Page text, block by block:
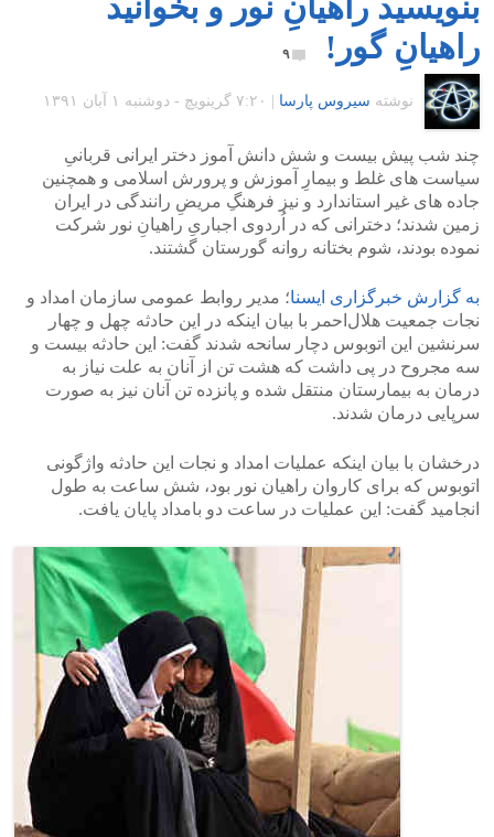
راهیانِ گور!
۹
نوشته سیروس پارسا ۷:۲۰ گرينويچ - دوشنبه ۱ آبان ۱۳۹۱
چند شب پیش بیست و شش دانش آموز دختر ایرانی قربانیِ
سیاست های غلط و بیمارِ آموزش و پرورش اسلامی و همچنین
جاده های غیر استاندارد و نیز فرهنگِ مریضِ رانندگی در ایران
زمین شدند؛ دخترانی که در اُردوی اجباریِ راهیانِ نور شرکت
نموده بودند، شوم بختانه روانه گورستان گشتند.
به گزارش خبرگزاری ایسنا؛ مدیر روابط عمومی سازمان امداد و
نجات جمعیت هلال‌احمر با بیان اینکه در این حادثه چهل و چهار
سرنشین این اتوبوس دچار سانحه شدند گفت: این حادثه بیست و
سه مجروح در پی داشت که هشت تن از آنان به علت نیاز به
درمان به بیمارستان منتقل شده و پانزده تن آنان نیز به صورت
سرپایی درمان شدند.
درخشان با بیان اینکه عملیات امداد و نجات این حادثه واژگونی
اتوبوس که برای کاروان راهیان نور بود، شش ساعت به طول
انجامید گفت: این عملیات در ساعت دو بامداد پایان یافت.